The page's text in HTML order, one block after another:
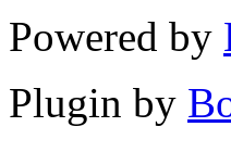
Powered by
Plugin by